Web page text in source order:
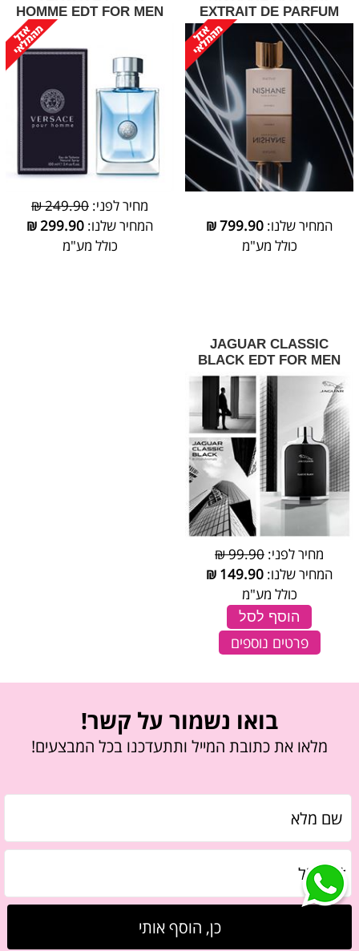
EXTRAIT DE PARFUM
המחיר שלנו: 799.90
₪
כולל מע"מ
HOMME EDT FOR MEN
מחיר לפני: 249.90 ₪
המחיר שלנו: 299.90
₪
כולל מע"מ
JAGUAR CLASSIC
BLACK EDT FOR MEN
מחיר לפני: 99.90 ₪
המחיר שלנו: 149.90
₪
כולל מע"מ
הוסף לסל
פרטים נוספים
בואו נשמור על קשר!
מלאו את כתובת המייל ותתעדכנו בכל המבצעים!